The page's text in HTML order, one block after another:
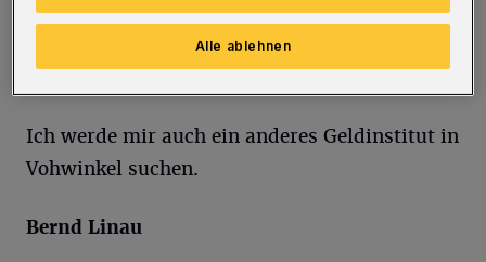
Sparda-Bank tut sich damit keinen Gefallen
und viele Kunden werden sich von der
Ich werde mir auch ein anderes Geldinstitut in
Vohwinkel suchen.
Bernd Linau
Alle ablehnen